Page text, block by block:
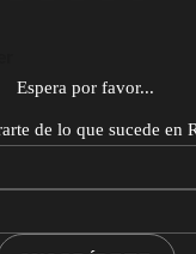
Espera por favor...
de lo que sucede en